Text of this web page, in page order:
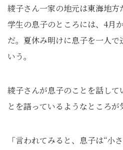
綾子さん一家の地元は東海地
学生の息子のところには、4月
だ。夏休み明けに息子を一人
いう。
綾子さんが息子のことを話して
とを語っているようなところが
「言われてみると、息子は“小